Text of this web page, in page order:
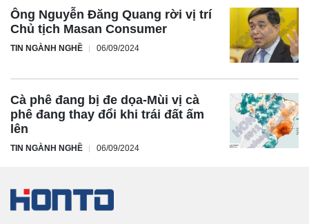
Ông Nguyễn Đăng Quang rời vị trí
Chủ tịch Masan Consumer
TIN NGÀNH NGHỀ 06/09/2024
Cà phê đang bị đe dọa-Mùi vị cà
phê đang thay đổi khi trái đất ấm
lên
TIN NGÀNH NGHỀ 06/09/2024